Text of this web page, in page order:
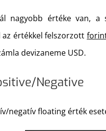
nagyobb értéke van,
az értékkel felszorzott
devizaneme USD.
Negative
negatív floating érték